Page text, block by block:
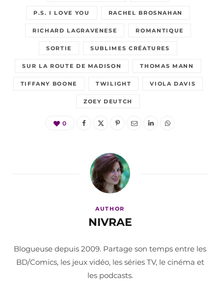
P.S. I LOVE YOU RACHEL BROSNAHAN
RICHARD LAGRAVENESE ROMANTIQUE
SORTIE SUBLIMES CRÉATURES
SUR LA ROUTE DE MADISON THOMAS MANN
TIFFANY BOONE TWILIGHT VIOLA DAVIS
ZOEY DEUTCH
0
AUTHOR
NIVRAE
Blogueuse depuis 2009. Partage son temps entre les
BD/Comics, les jeux vidéo, les séries TV, le cinéma et
les podcasts.